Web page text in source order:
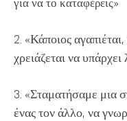
2. «Κάποιος
χρειάζεται να
3. «Σταματήσαμε μια
ένας τον άλλο, να